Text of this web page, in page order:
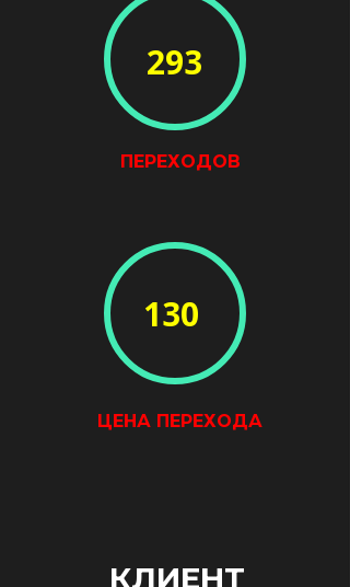
КЛИЕНТ
ЦЕНА ПЕРЕХОДА
ПЕРЕХОДОВ
293
130